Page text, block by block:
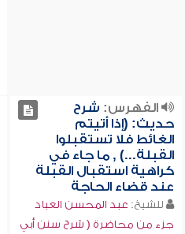
الفهرس: شرح
حديث: (إذا أتيتم
الغائط فلا تستقبلوا
القبلة...) , ما جاء في
كراهية استقبال القبلة
عند قضاء الحاجة
للشيخ: عبد المحسن العباد
جزء من محاضرة ( شرح سنن أبي